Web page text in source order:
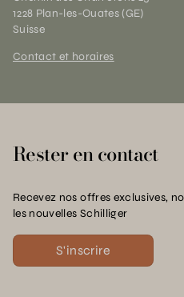
1228 Plan-les-Ouates (GE)
Suisse
Contact et horaires
Rester en contact
Recevez nos offres exclusives,
les nouvelles Schilliger
S'inscrire